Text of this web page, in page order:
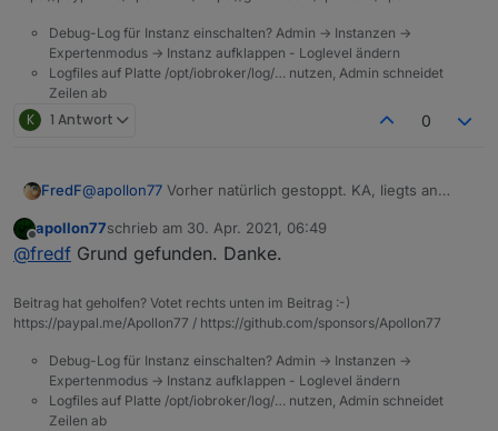
Debug-Log für Instanz einschalten? Admin -> Instanzen ->
Expertenmodus -> Instanz aufklappen - Loglevel ändern
Logfiles auf Platte /opt/iobroker/log/… nutzen, Admin schneidet
Zeilen ab
K 1 Antwort 0
FredF@apollon77 Vorher natürlich gestoppt. KA, liegts an
Spoiler
Offline
apollon77schrieb am 30. Apr. 2021, 06:49
zuletzt editiert von
@fredf Grund gefunden. Danke.
Beitrag hat geholfen? Votet rechts unten im Beitrag :-)
https://paypal.me/Apollon77 / https://github.com/sponsors/Apollon77
Debug-Log für Instanz einschalten? Admin -> Instanzen ->
Expertenmodus -> Instanz aufklappen - Loglevel ändern
Logfiles auf Platte /opt/iobroker/log/… nutzen, Admin schneidet
Zeilen ab